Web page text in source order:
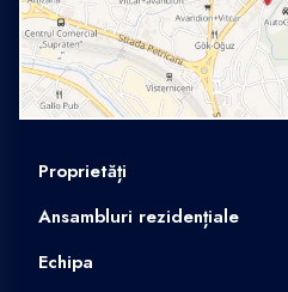
Proprietăți
Ansambluri rezidențiale
Echipa